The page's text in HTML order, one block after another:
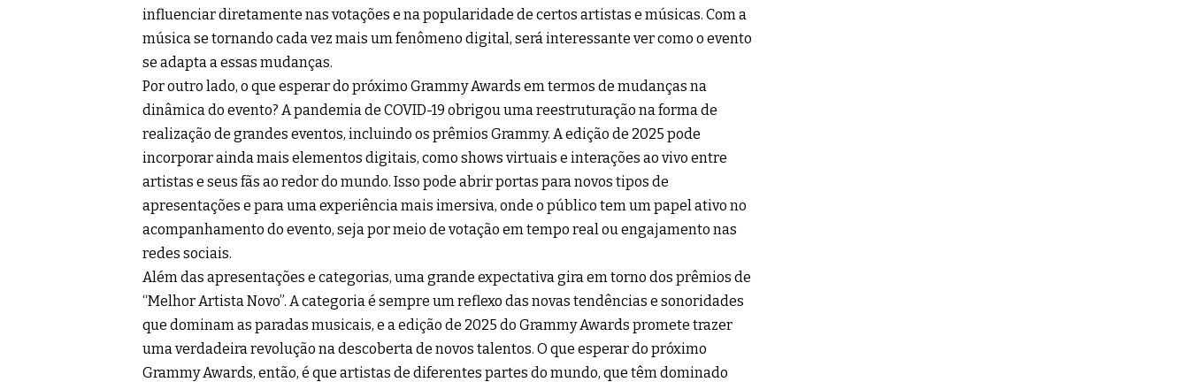
influenciar diretamente nas votações e na popularidade de certos artistas e músicas. Com a
música se tornando cada vez mais um fenômeno digital, será interessante ver como o evento
se adapta a essas mudanças.
Por outro lado, o que esperar do próximo Grammy Awards em termos de mudanças na
dinâmica do evento? A pandemia de COVID-19 obrigou uma reestruturação na forma de
realização de grandes eventos, incluindo os prêmios Grammy. A edição de 2025 pode
incorporar ainda mais elementos digitais, como shows virtuais e interações ao vivo entre
artistas e seus fãs ao redor do mundo. Isso pode abrir portas para novos tipos de
apresentações e para uma experiência mais imersiva, onde o público tem um papel ativo no
acompanhamento do evento, seja por meio de votação em tempo real ou engajamento nas
redes sociais.
Além das apresentações e categorias, uma grande expectativa gira em torno dos prêmios de
“Melhor Artista Novo”. A categoria é sempre um reflexo das novas tendências e sonoridades
que dominam as paradas musicais, e a edição de 2025 do Grammy Awards promete trazer
uma verdadeira revolução na descoberta de novos talentos. O que esperar do próximo
Grammy Awards, então, é que artistas de diferentes partes do mundo, que têm dominado